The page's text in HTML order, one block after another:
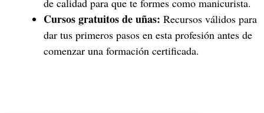
de calidad para que te formes como manicurista.
Cursos gratuitos de uñas: Recursos válidos para
dar tus primeros pasos en esta profesión antes de
comenzar una formación certificada.